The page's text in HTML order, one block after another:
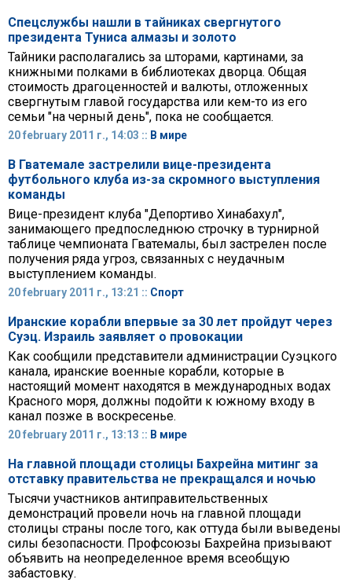
Спецслужбы нашли в тайниках свергнутого
президента Туниса алмазы и золото
Тайники располагались за шторами, картинами, за
книжными полками в библиотеках дворца. Общая
стоимость драгоценностей и валюты, отложенных
свергнутым главой государства или кем-то из его
семьи "на черный день", пока не сообщается.
20 february 2011 г., 14:03 :: В мире
В Гватемале застрелили вице-президента
футбольного клуба из-за скромного выступления
команды
Вице-президент клуба "Депортиво Хинабахул",
занимающего предпоследнюю строчку в турнирной
таблице чемпионата Гватемалы, был застрелен после
получения ряда угроз, связанных с неудачным
выступлением команды.
20 february 2011 г., 13:21 :: Спорт
Иранские корабли впервые за 30 лет пройдут через
Суэц. Израиль заявляет о провокации
Как сообщили представители администрации Суэцкого
канала, иранские военные корабли, которые в
настоящий момент находятся в международных водах
Красного моря, должны подойти к южному входу в
канал позже в воскресенье.
20 february 2011 г., 13:13 :: В мире
На главной площади столицы Бахрейна митинг за
отставку правительства не прекращался и ночью
Тысячи участников антиправительственных
демонстраций провели ночь на главной площади
столицы страны после того, как оттуда были выведены
силы безопасности. Профсоюзы Бахрейна призывают
объявить на неопределенное время всеобщую
забастовку.